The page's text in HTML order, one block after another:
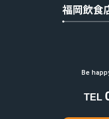
弊社の業務の全
る際、弊社は個
し、お客様の個
7.弊社Webサ
アクセスログ
TEL